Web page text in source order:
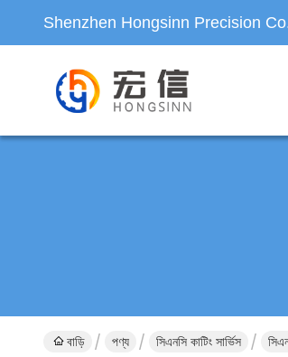
Shenzhen Hongsinn Precision
বাড়ি পণ্য সিএনসি কাটিং সার্ভিস